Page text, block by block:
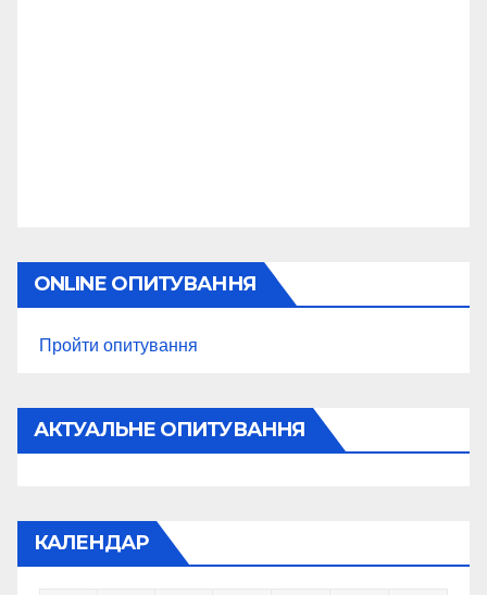
ONLINE ОПИТУВАННЯ
Пройти опитування
АКТУАЛЬНЕ ОПИТУВАННЯ
КАЛЕНДАР